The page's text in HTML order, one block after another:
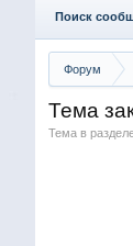
Форум
Тема
Тема в
Поиск